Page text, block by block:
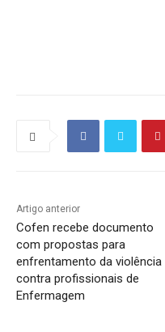
Artigo anterior
Cofen recebe documento
com propostas para
enfrentamento da violência
contra profissionais de
Enfermagem